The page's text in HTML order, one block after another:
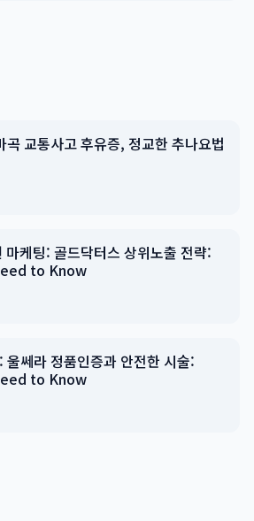
곡 교통사고 후유증, 정교한 추나요법
마케팅: 골드닥터스 상위노출 전략:
to Know
울쎄라 정품인증과 안전한 시술:
to Know